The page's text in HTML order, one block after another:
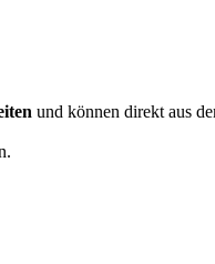
und können direkt aus